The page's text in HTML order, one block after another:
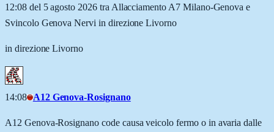
12:08 del 5 agosto 2026 tra Allacciamento A7 Milano-Genova e
Svincolo Genova Nervi in direzione Livorno
in direzione Livorno
14:08 A12 Genova-Rosignano
A12 Genova-Rosignano code causa veicolo fermo o in avaria dalle